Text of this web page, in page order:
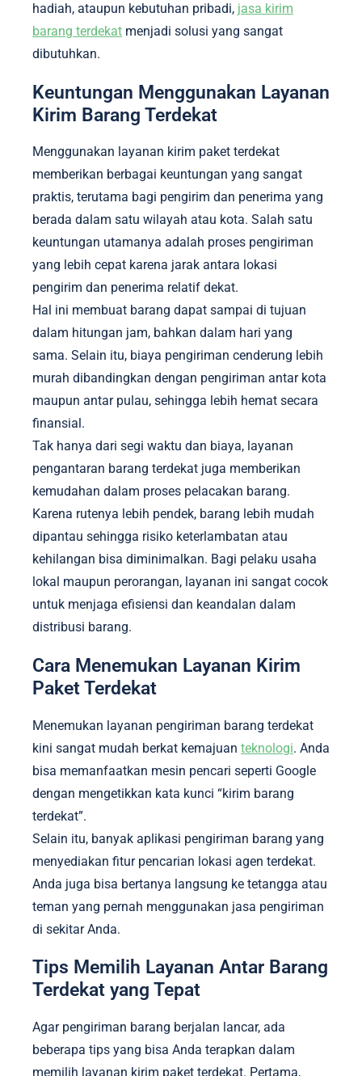
hadiah, ataupun kebutuhan pribadi, jasa kirim
barang terdekat menjadi solusi yang sangat
dibutuhkan.
Keuntungan Menggunakan Layanan
Kirim Barang Terdekat
Menggunakan layanan kirim paket terdekat
memberikan berbagai keuntungan yang sangat
praktis, terutama bagi pengirim dan penerima yang
berada dalam satu wilayah atau kota. Salah satu
keuntungan utamanya adalah proses pengiriman
yang lebih cepat karena jarak antara lokasi
pengirim dan penerima relatif dekat.
Hal ini membuat barang dapat sampai di tujuan
dalam hitungan jam, bahkan dalam hari yang
sama. Selain itu, biaya pengiriman cenderung lebih
murah dibandingkan dengan pengiriman antar kota
maupun antar pulau, sehingga lebih hemat secara
finansial.
Tak hanya dari segi waktu dan biaya, layanan
pengantaran barang terdekat juga memberikan
kemudahan dalam proses pelacakan barang.
Karena rutenya lebih pendek, barang lebih mudah
dipantau sehingga risiko keterlambatan atau
kehilangan bisa diminimalkan. Bagi pelaku usaha
lokal maupun perorangan, layanan ini sangat cocok
untuk menjaga efisiensi dan keandalan dalam
distribusi barang.
Cara Menemukan Layanan Kirim
Paket Terdekat
Menemukan layanan pengiriman barang terdekat
kini sangat mudah berkat kemajuan teknologi. Anda
bisa memanfaatkan mesin pencari seperti Google
dengan mengetikkan kata kunci “kirim barang
terdekat”.
Selain itu, banyak aplikasi pengiriman barang yang
menyediakan fitur pencarian lokasi agen terdekat.
Anda juga bisa bertanya langsung ke tetangga atau
teman yang pernah menggunakan jasa pengiriman
di sekitar Anda.
Tips Memilih Layanan Antar Barang
Terdekat yang Tepat
Agar pengiriman barang berjalan lancar, ada
beberapa tips yang bisa Anda terapkan dalam
memilih layanan kirim paket terdekat. Pertama,